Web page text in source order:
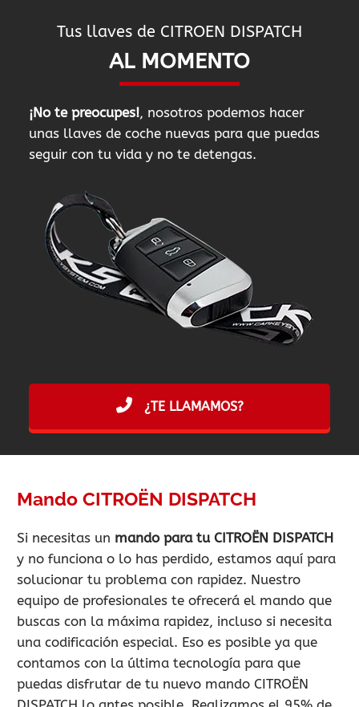
Tus llaves de CITROEN DISPATCH
AL MOMENTO
¡No te preocupes!, nosotros podemos hacer
unas llaves de coche nuevas para que puedas
seguir con tu vida y no te detengas.
¿TE LLAMAMOS?
Mando CITROËN DISPATCH
Si necesitas un mando para tu CITROËN DISPATCH
y no funciona o lo has perdido, estamos aquí para
solucionar tu problema con rapidez. Nuestro
equipo de profesionales te ofrecerá el mando que
buscas con la máxima rapidez, incluso si necesita
una codificación especial. Eso es posible ya que
contamos con la última tecnología para que
puedas disfrutar de tu nuevo mando CITROËN